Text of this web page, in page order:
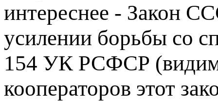
интереснее - Закон
усилении борьбы со
154 УК РСФСР
кооператоров этот